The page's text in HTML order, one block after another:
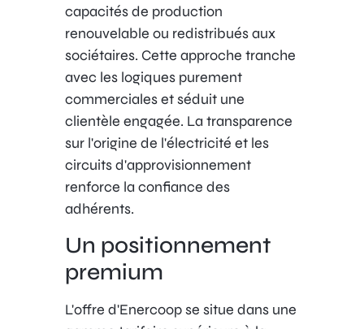
capacités de production
renouvelable ou redistribués aux
sociétaires. Cette approche tranche
avec les logiques purement
commerciales et séduit une
clientèle engagée. La transparence
sur l'origine de l'électricité et les
circuits d'approvisionnement
renforce la confiance des
adhérents.
Un positionnement
premium
L'offre d'Enercoop se situe dans une